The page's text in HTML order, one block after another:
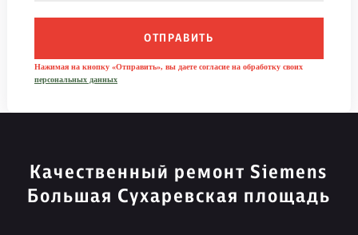
ОТПРАВИТЬ
Нажимая на кнопку «Отправить», вы даете согласие на обработку своих
персональных данных
Качественный ремонт Siemens
Большая Сухаревская площадь